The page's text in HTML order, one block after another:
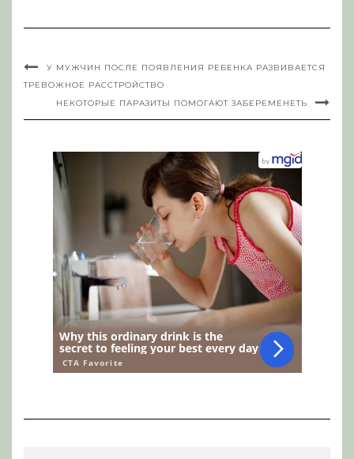
У МУЖЧИН ПОСЛЕ ПОЯВЛЕНИЯ РЕБЕНКА РАЗВИВАЕТСЯ
ТРЕВОЖНОЕ РАССТРОЙСТВО
НЕКОТОРЫЕ ПАРАЗИТЫ ПОМОГАЮТ ЗАБЕРЕМЕНЕТЬ